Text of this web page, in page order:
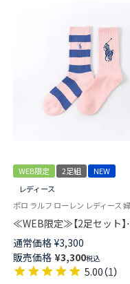
WEB限定 2足組
NEW
レディース
≪WEB限定≫【2足セット】
POLO RALPH LAUREN オ
ニックコットン混 CABLE
STRIPE ＆ BIG POLO
クルー丈 ソックス レディー
通常価格 ¥3,300
販売価格 ¥3,300税込
5.00（1）